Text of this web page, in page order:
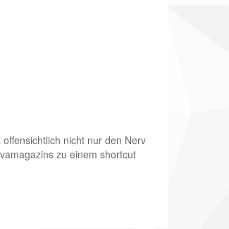
nicht nur den Nerv
zu einem shortcut